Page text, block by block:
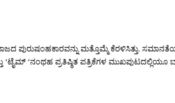
ಪುರುಷಂಹಕಾರವನ್ನು ಮತ್ತೊಮ್ಮೆ ಕೆರಳಿಸಿತ್ತು.
‘ಟೈಮ್ ‘ನಂಥಹ ಪ್ರತಿಷ್ಠಿತ ಪತ್ರಿಕೆಗಳ ಮುಖಪುಟದಲ್ಲಿಯೂ